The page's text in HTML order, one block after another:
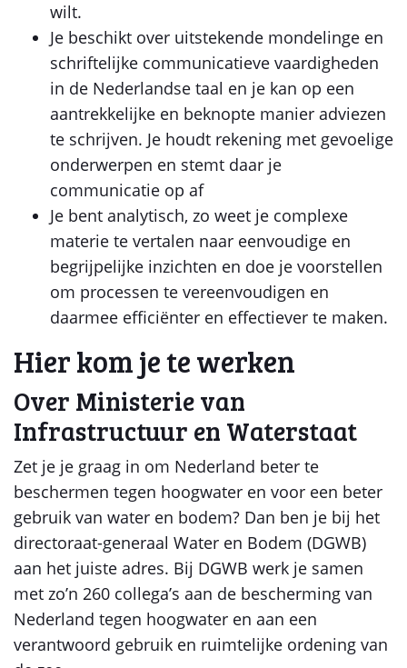
wilt.
Je beschikt over uitstekende mondelinge en
schriftelijke communicatieve vaardigheden
in de Nederlandse taal en je kan op een
aantrekkelijke en beknopte manier adviezen
te schrijven. Je houdt rekening met gevoelige
onderwerpen en stemt daar je
communicatie op af
Je bent analytisch, zo weet je complexe
materie te vertalen naar eenvoudige en
begrijpelijke inzichten en doe je voorstellen
om processen te vereenvoudigen en
daarmee efficiënter en effectiever te maken.
Hier kom je te werken
Over Ministerie van
Infrastructuur en Waterstaat
Zet je je graag in om Nederland beter te
beschermen tegen hoogwater en voor een beter
gebruik van water en bodem? Dan ben je bij het
directoraat-generaal Water en Bodem (DGWB)
aan het juiste adres. Bij DGWB werk je samen
met zo’n 260 collega’s aan de bescherming van
Nederland tegen hoogwater en aan een
verantwoord gebruik en ruimtelijke ordening van